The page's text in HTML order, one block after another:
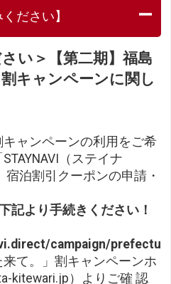
ださい】
い＞【第二期】福島
キャンペーンに関し
ャンペーンの利用をご希
（ステイナ
泊割引クーポンの申請・
記より手続きください！
campaign/
て。」割キャンペーンホ
kitewari.jp）よりご確 認